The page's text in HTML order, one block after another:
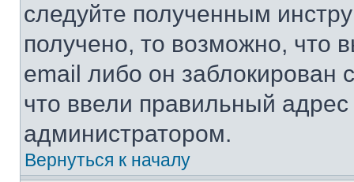
следуйте полученным
получено, то возможно, что
email либо он
что ввели правильный адрес
администратором.
Вернуться к началу